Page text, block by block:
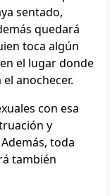
sentado,
quedará
toca algún
el lugar donde
anochecer.
con esa
y
toda
también